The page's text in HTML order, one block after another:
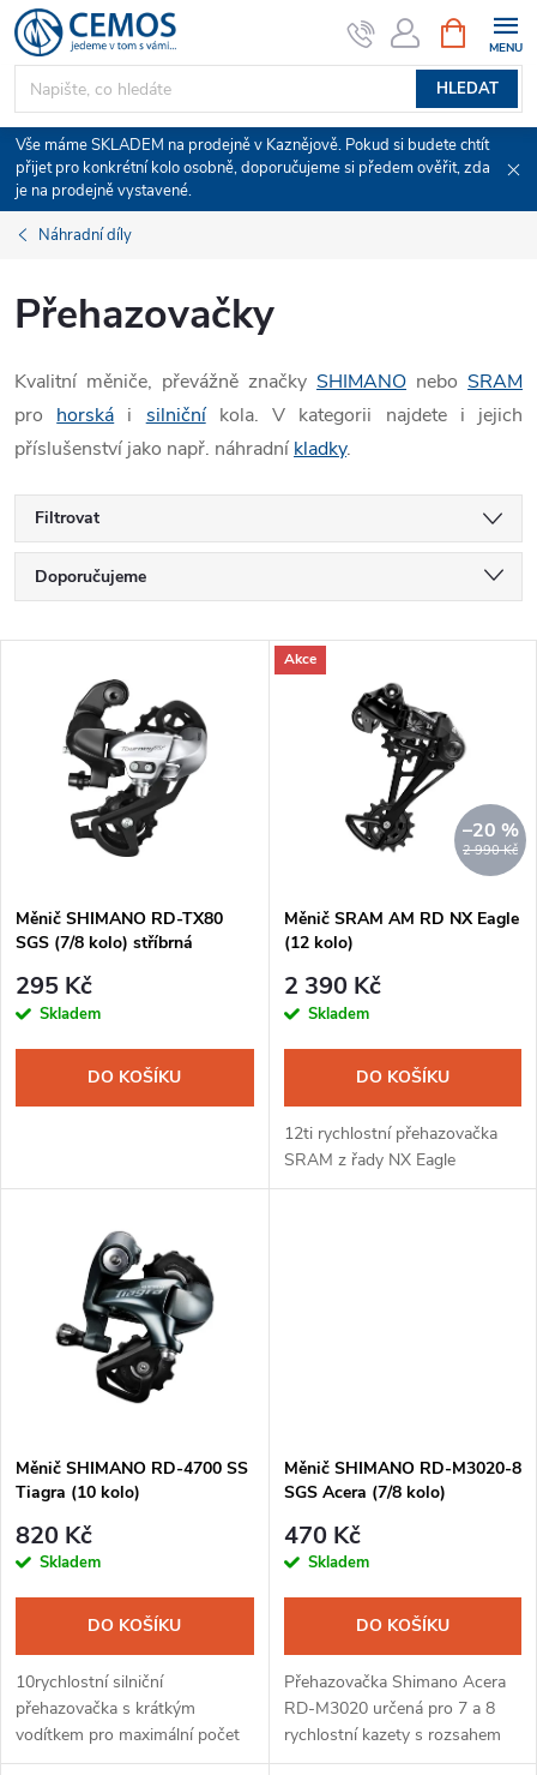
Přejít
na
obsah
HLEDAT
NÁKUPNÍ
KOŠÍK
Vše máme SKLADEM na prodejně v Kaznějově. Pokud si budete chtít
přijet pro konkrétní kolo osobně, doporučujeme si předem ověřit, zda
je na prodejně vystavené.
Náhradní díly
Přehazovačky
Kvalitní měniče, převážně značky SHIMANO nebo SRAM
pro horská i silničníkola. V kategorii najdete i jejich
příslušenství jako např. náhradní kladky.
Filtrovat
Ř
a
p
r
o
d
u
Doporučujeme
Nejprodávanější
Abecedně
s
p
r
u
Měnič SHIMANO RD-TX80
SGS (7/8 kolo) stříbrná
295 Kč
Skladem
DO KOŠÍKU
Akce
2 990 Kč
–20 %
Měnič SRAM AM RD NX Eagle
(12 kolo)
2 390 Kč
Skladem
DO KOŠÍKU
12ti rychlostní přehazovačka
SRAM z řady NX Eagle
Měnič SHIMANO RD-4700 SS
Tiagra (10 kolo)
820 Kč
Skladem
DO KOŠÍKU
10rychlostní silniční
přehazovačka s krátkým
vodítkem pro maximální počet
28 zubů. Hladké řazení s
Měnič SHIMANO RD-M3020-8
SGS Acera (7/8 kolo)
470 Kč
Skladem
DO KOŠÍKU
Přehazovačka Shimano Acera
RD-M3020 určená pro 7 a 8
rychlostní kazety s rozsahem
min. 11 a max. 40 zubů.